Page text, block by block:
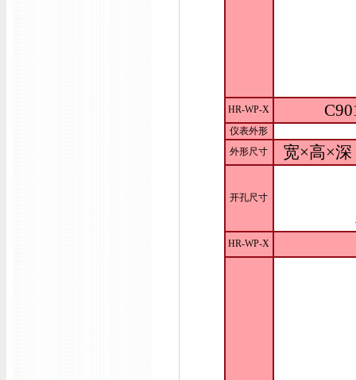
HR-WP-X
仪表外形
外形尺寸
宽×高×深
开孔尺寸
HR-WP-X